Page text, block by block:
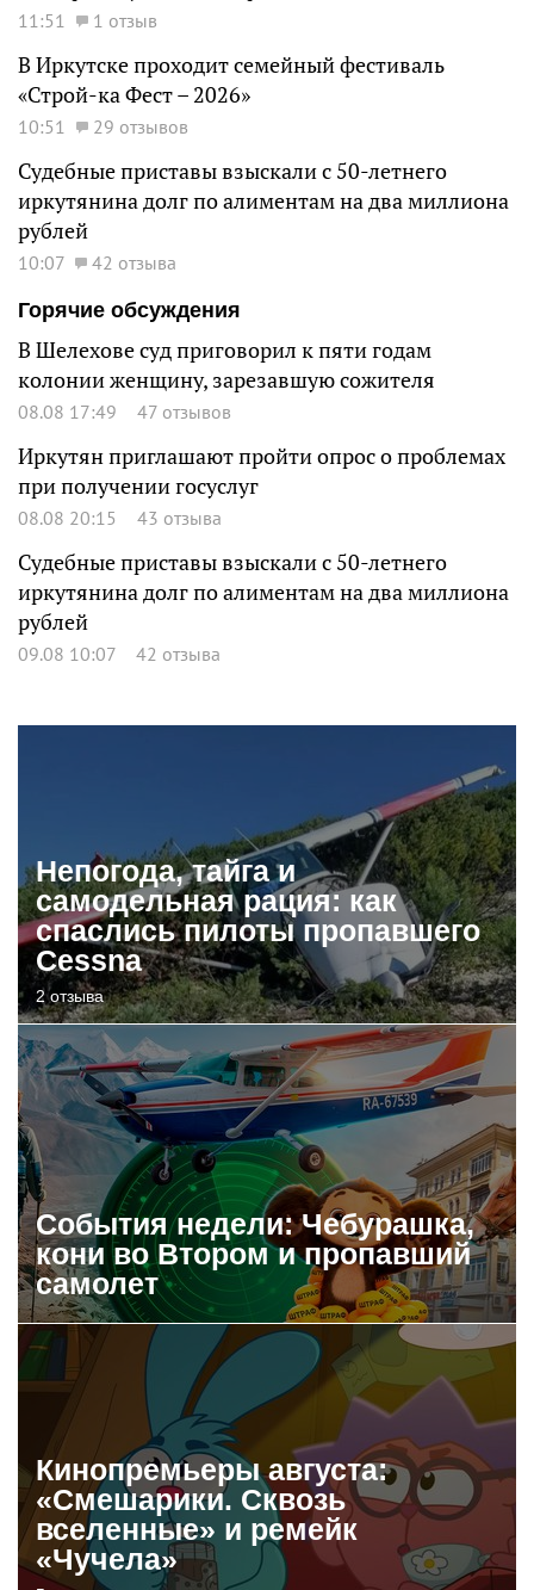
11:51 1 отзыв
В Иркутске проходит семейный фестиваль
«Строй-ка Фест – 2026»
10:51 29 отзывов
Судебные приставы взыскали с 50-летнего
иркутянина долг по алиментам на два миллиона
рублей
10:07
42 отзыва
Горячие обсуждения
В Шелехове суд приговорил к пяти годам
колонии женщину, зарезавшую сожителя
08.08 17:49 47 отзывов
Иркутян приглашают пройти опрос о проблемах
при получении госуслуг
08.08 20:15 43 отзыва
Судебные приставы взыскали с 50-летнего
иркутянина долг по алиментам на два миллиона
рублей
09.08 10:07 42 отзыва
Непогода, тайга и
самодельная рация: как
спаслись пилоты пропавшего
Cessna
2 отзыва
События недели: Чебурашка,
кони во Втором и пропавший
самолет
Кинопремьеры августа:
«Смешарики. Сквозь
вселенные» и ремейк
«Чучела»